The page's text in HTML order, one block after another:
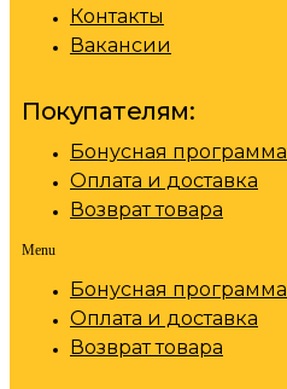
Контакты
Вакансии
Покупателям:
Бонусная программа
Оплата и доставка
Возврат товара
Menu
Бонусная программа
Оплата и доставка
Возврат товара